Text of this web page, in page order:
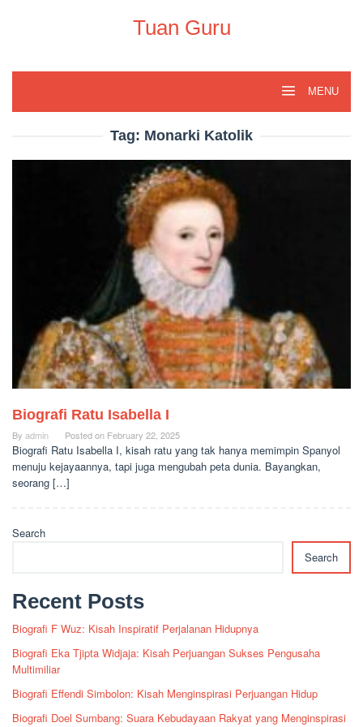
Tuan Guru
MENU
Tag: Monarki Katolik
Biografi Ratu Isabella I
By admin Posted on February 22, 2025
Biografi Ratu Isabella I, kisah ratu yang tak hanya memimpin Spanyol
menuju kejayaannya, tapi juga mengubah peta dunia. Bayangkan,
seorang […]
Search
Search
Recent Posts
Biografi F Wuz: Kisah Inspiratif Perjalanan Hidupnya
Biografi Eka Tjipta Widjaja: Kisah Perjuangan Sukses Pengusaha
Multimiliar
Biografi Effendi Simbolon: Kisah Menginspirasi Perjuangan Hidup
Biografi Doel Sumbang: Suara Kebudayaan Rakyat yang Menginspirasi